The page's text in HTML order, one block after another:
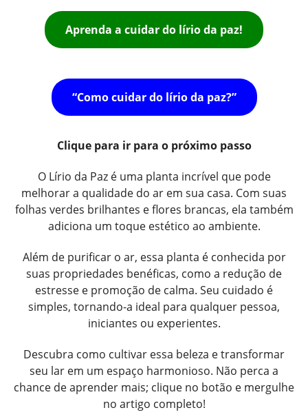
Aprenda a cuidar do lírio da paz!
“Como cuidar do lírio da paz?”
Clique para ir para o próximo passo
O Lírio da Paz é uma planta incrível que pode
melhorar a qualidade do ar em sua casa. Com suas
folhas verdes brilhantes e flores brancas, ela também
adiciona um toque estético ao ambiente.
Além de purificar o ar, essa planta é conhecida por
suas propriedades benéficas, como a redução de
estresse e promoção de calma. Seu cuidado é
simples, tornando-a ideal para qualquer pessoa,
iniciantes ou experientes.
Descubra como cultivar essa beleza e transformar
seu lar em um espaço harmonioso. Não perca a
chance de aprender mais; clique no botão e mergulhe
no artigo completo!